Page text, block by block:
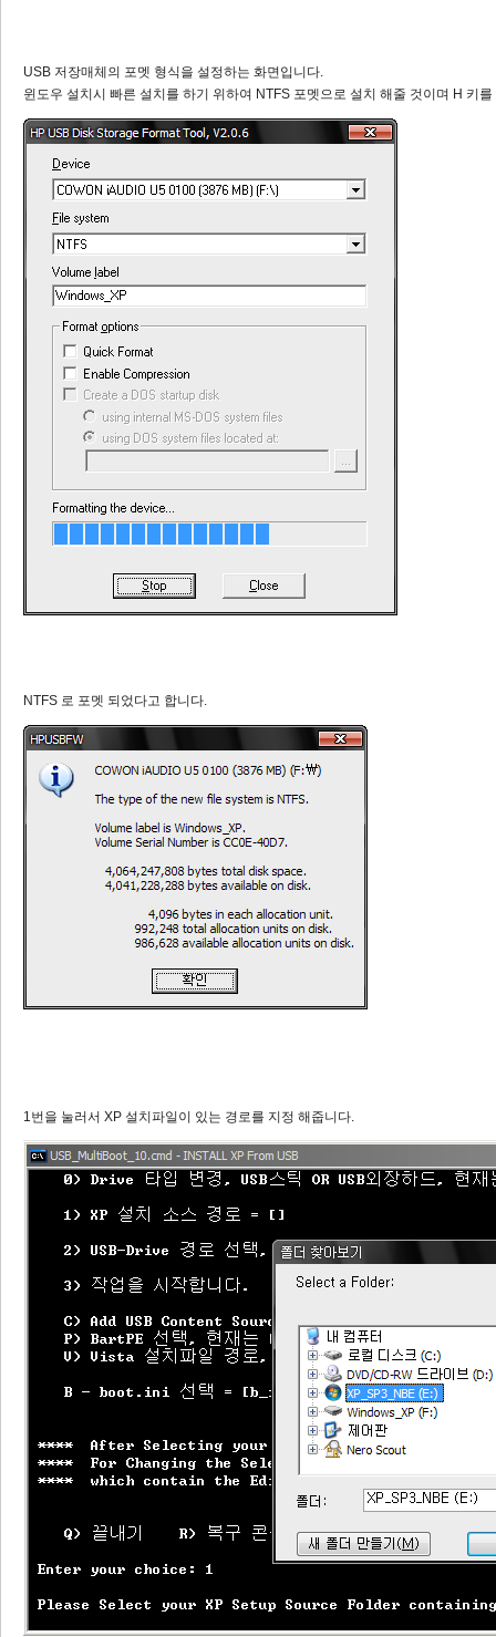
USB 저장매체의 포멧 형식을 설정하는 화면입니다.
윈도우 설치시 빠른 설치를 하기 위하여 NTFS 포멧으로 설치 해줄 것이며 H 키
NTFS 로 포멧 되었다고 합니다.
1번을 눌러서 XP 설치파일이 있는 경로를 지정 해줍니다.